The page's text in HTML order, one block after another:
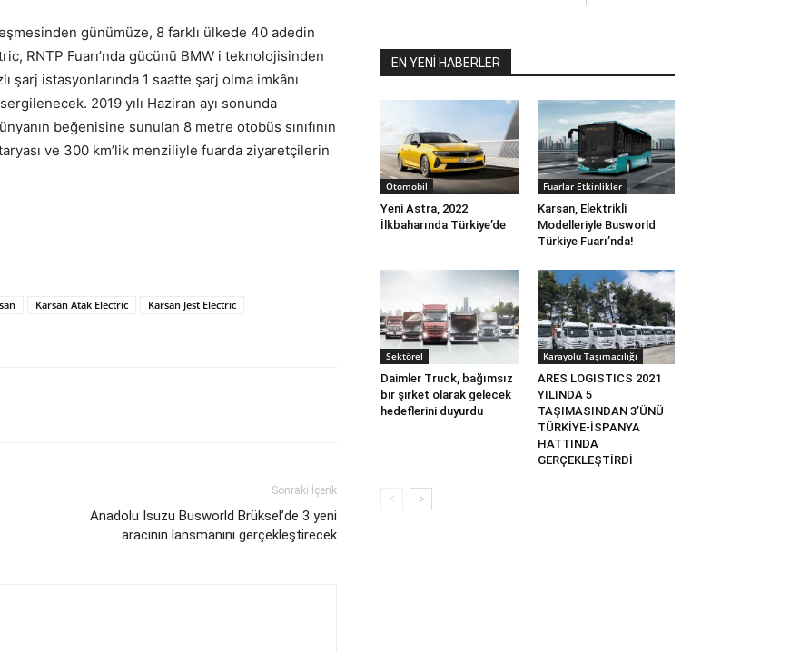
günümüze, 8 farklı ülkede 40 adedin
RNTP Fuarı’nda gücünü BMW i teknolojisinden
şarj istasyonlarında 1 saatte şarj olma imkânı
2019 yılı Haziran ayı sonunda
beğenisine sunulan 8 metre otobüs sınıfının
ve 300 km’lik menziliyle fuarda ziyaretçilerin
Karsan Atak Electric
Karsan Jest Electric
Sonraki İçerik
Anadolu Isuzu Busworld Brüksel’de 3 yeni
aracının lansmanını gerçekleştirecek
EN YENİ HABERLER
Otomobil
Yeni Astra, 2022
İlkbaharında Türkiye’de
Fuarlar Etkinlikler
Karsan, Elektrikli
Modelleriyle Busworld
Türkiye Fuarı’nda!
Sektörel
Daimler Truck, bağımsız
bir şirket olarak gelecek
hedeflerini duyurdu
Karayolu Taşımacılığı
ARES LOGISTICS 2021
YILINDA 5
TAŞIMASINDAN 3’ÜNÜ
TÜRKİYE-İSPANYA
HATTINDA
GERÇEKLEŞTİRDİ